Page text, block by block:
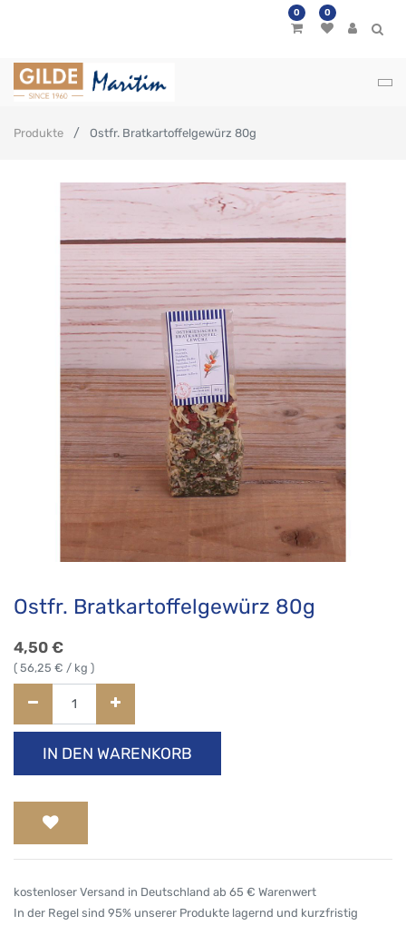
0 0
Produkte Ostfr. Bratkartoffelgewürz 80g
Ostfr. Bratkartoffelgewürz 80g
4,50 €
( 56,25 € / kg )
IN DEN WARENKORB
kostenloser Versand in Deutschland ab 65 € Warenwert
In der Regel sind 95% unserer Produkte lagernd und kurzfristig